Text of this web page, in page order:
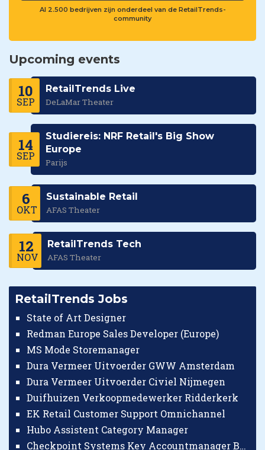
Al 2.500 bedrijven zijn onderdeel van de RetailTrends-
community
Upcoming events
10
SEP
RetailTrends Live
DeLaMar Theater
14
SEP
Studiereis: NRF Retail's Big Show
Europe
Parijs
6
OKT
Sustainable Retail
AFAS Theater
12
NOV
RetailTrends Tech
AFAS Theater
RetailTrends Jobs
State of Art Designer
Redman Europe Sales Developer (Europe)
MS Mode Storemanager
Dura Vermeer Uitvoerder GWW Amsterdam
Dura Vermeer Uitvoerder Civiel Nijmegen
Duifhuizen Verkoopmedewerker Ridderkerk
EK Retail Customer Support Omnichannel
Hubo Assistent Category Manager
Checkpoint Systems Key Accountmanager Benelux